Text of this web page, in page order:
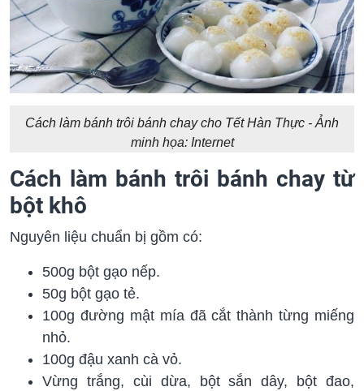
Cách làm bánh trôi bánh chay cho Tết Hàn Thực - Ảnh
minh họa: Internet
Cách làm bánh trôi bánh chay từ
bột khô
Nguyên liệu chuẩn bị gồm có:
500g bột gạo nếp.
50g bột gạo tẻ.
100g đường mật mía đã cắt thành từng miếng
nhỏ.
100g đậu xanh cà vỏ.
Vừng trắng, cùi dừa, bột sắn dây, bột đao,